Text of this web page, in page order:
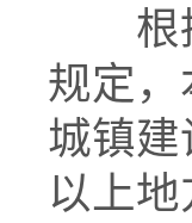
根据
规定
城镇
以上